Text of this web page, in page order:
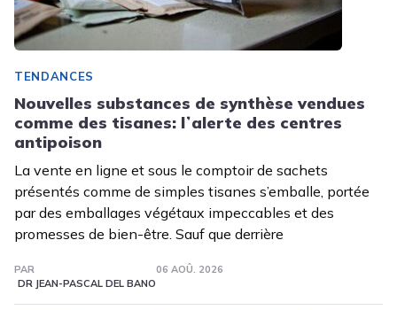
TENDANCES
Nouvelles substances de synthèse vendues
comme des tisanes: lʼalerte des centres
antipoison
La vente en ligne et sous le comptoir de sachets
présentés comme de simples tisanes s’emballe, portée
par des emballages végétaux impeccables et des
promesses de bien-être. Sauf que derrière
PAR
DR JEAN-PASCAL DEL BANO
06 AOÛ. 2026